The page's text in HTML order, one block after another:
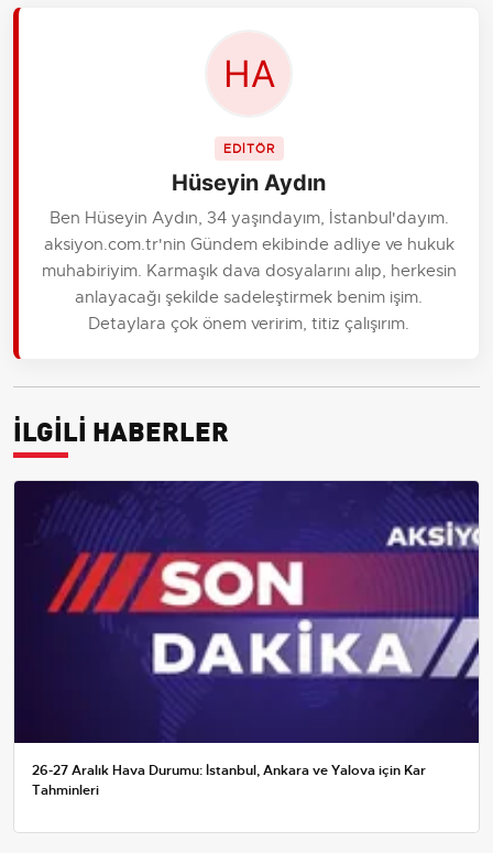
EDİTÖR
Hüseyin Aydın
Ben Hüseyin Aydın, 34 yaşındayım, İstanbul'dayım.
aksiyon.com.tr'nin Gündem ekibinde adliye ve hukuk
muhabiriyim. Karmaşık dava dosyalarını alıp, herkesin
anlayacağı şekilde sadeleştirmek benim işim.
Detaylara çok önem veririm, titiz çalışırım.
İLGİLİ HABERLER
26-27 Aralık Hava Durumu: İstanbul, Ankara ve Yalova için Kar
Tahminleri